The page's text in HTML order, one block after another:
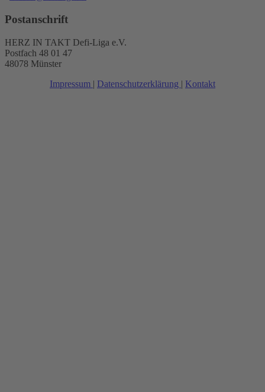
Postanschrift
HERZ IN TAKT Defi-Liga e.V.
Postfach 48 01 47
48078 Münster
Impressum | Datenschutzerklärung | Kontakt